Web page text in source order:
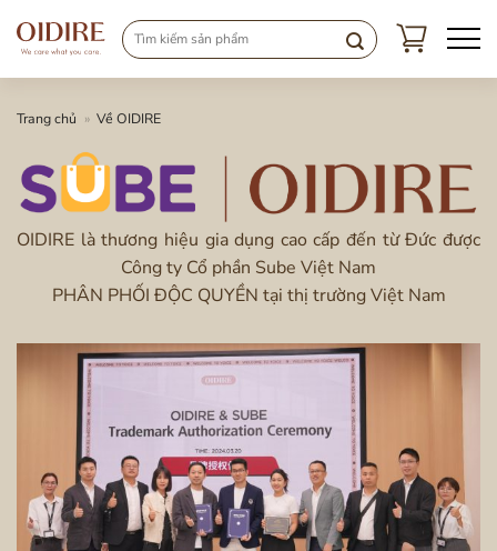
đến
Trang chủ » Về OIDIRE
OIDIRE là thương hiệu gia dụng cao cấp đến từ Đức được
Công ty Cổ phần Sube Việt Nam
PHÂN PHỐI ĐỘC QUYỀN tại thị trường Việt Nam